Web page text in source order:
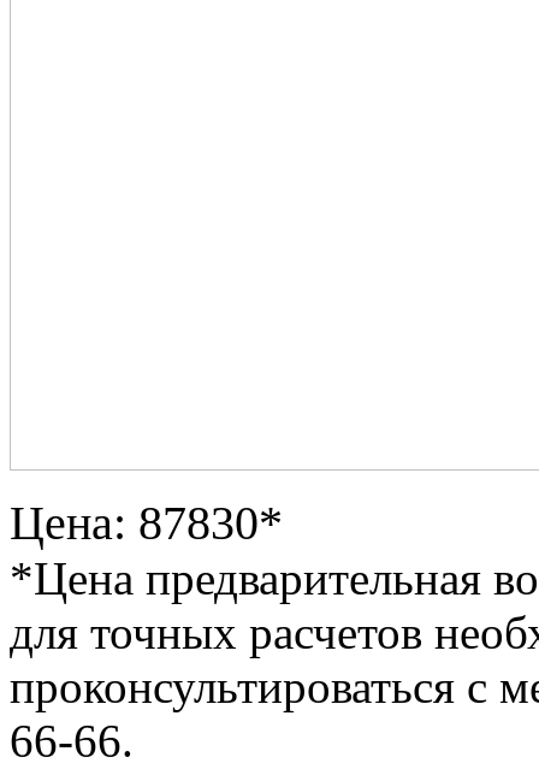
Цена: 87830*
*Цена предварительная
для точных расчетов
проконсультироваться с
66-66.